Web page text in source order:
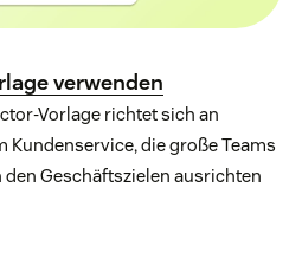
verwenden
Vorlage richtet sich an
Kundenservice, die große Teams
Geschäftszielen ausrichten